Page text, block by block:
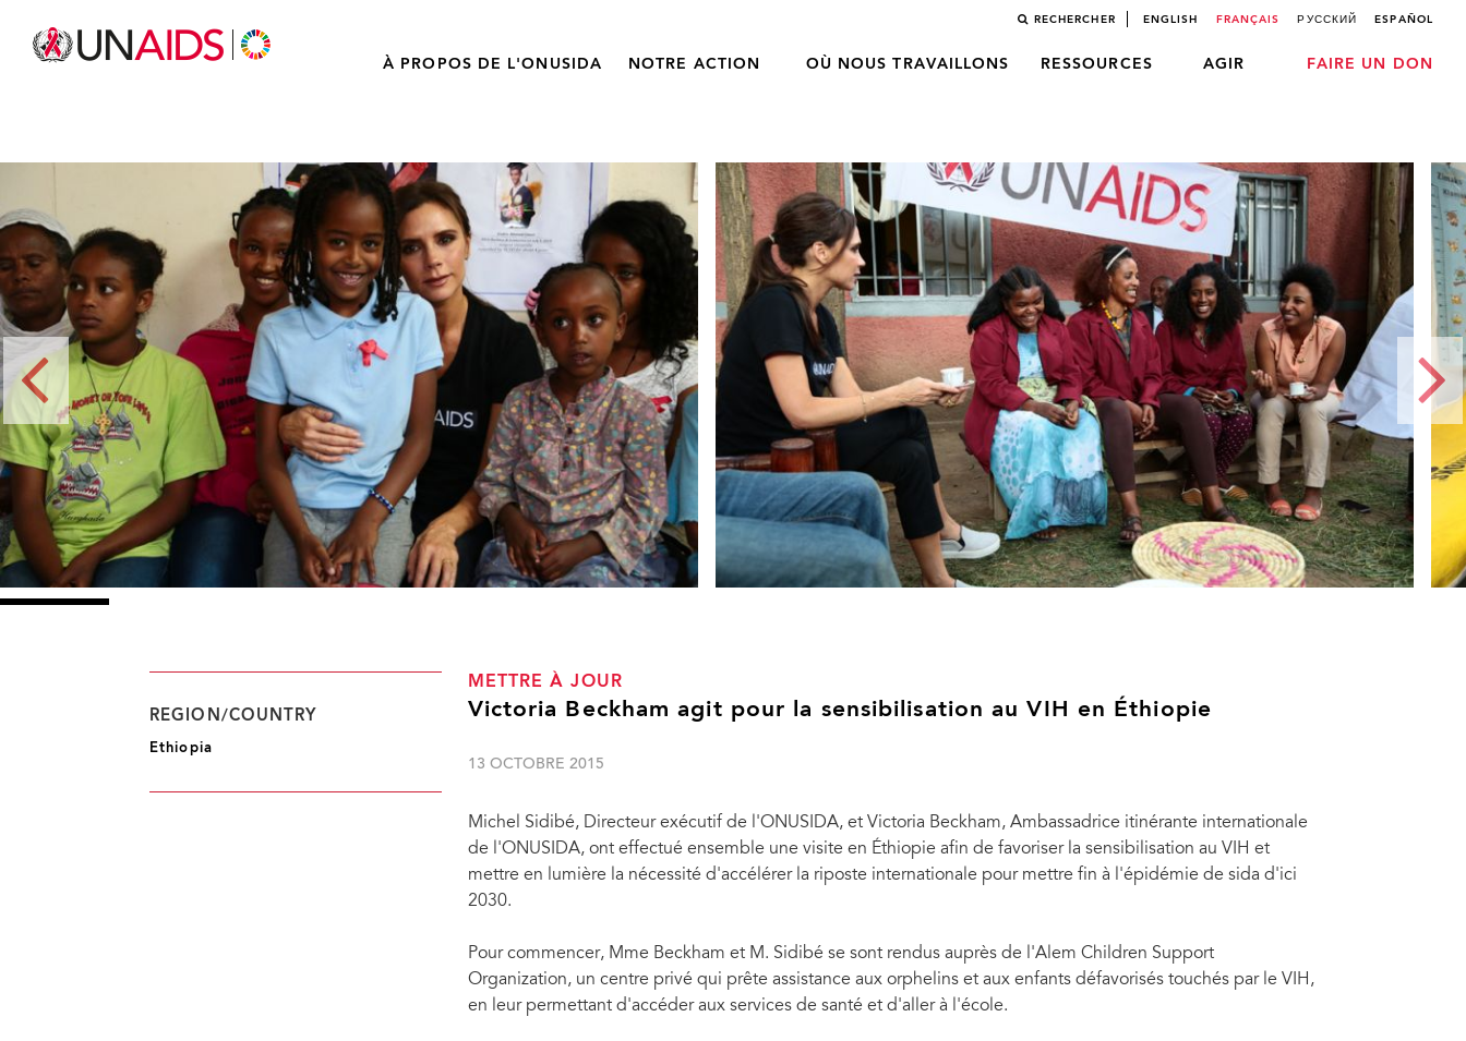
RECHERCHER ENGLISH FRANÇAIS РУССКИЙ ESPAÑOL
À PROPOS DE L'ONUSIDA NOTRE ACTION OÙ NOUS TRAVAILLONS RESSOURCES AGIR FAIRE UN DON
Michel Sidibé, Directeur exécutif de l'ONUSIDA, et Victoria Beckham, Ambassadrice itinérante internationale de
l'ONUSIDA, ont effectué ensemble une visite en Éthiopie afin de favoriser la sensibilisation au VIH et mettre en lumière la
nécessité d'accélérer la riposte internationale pour mettre fin à l'épidémie de sida d'ici 2030.
METTRE À JOUR
Victoria Beckham agit pour la sensibilisation au VIH en Éthiopie
13 OCTOBRE 2015
Michel Sidibé, Directeur exécutif de l'ONUSIDA, et Victoria Beckham, Ambassadrice itinérante internationale
de l'ONUSIDA, ont effectué ensemble une visite en Éthiopie afin de favoriser la sensibilisation au VIH et
mettre en lumière la nécessité d'accélérer la riposte internationale pour mettre fin à l'épidémie de sida d'ici
2030.
Pour commencer, Mme Beckham et M. Sidibé se sont rendus auprès de l'Alem Children Support
Organization, un centre privé qui prête assistance aux orphelins et aux enfants défavorisés touchés par le VIH,
en leur permettant d'accéder aux services de santé et d'aller à l'école.
REGION/COUNTRY
Ethiopia